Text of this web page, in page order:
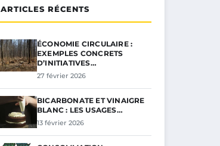
ARTICLES RÉCENTS
ÉCONOMIE CIRCULAIRE :
EXEMPLES CONCRETS
D’INITIATIVES…
27 février 2026
BICARBONATE ET VINAIGRE
BLANC : LES USAGES…
13 février 2026